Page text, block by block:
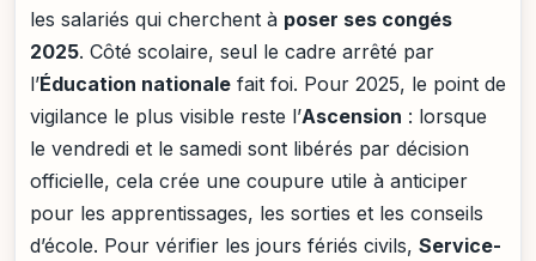
les salariés qui cherchent à poser ses congés
2025. Côté scolaire, seul le cadre arrêté par
l’Éducation nationale fait foi. Pour 2025, le point de
vigilance le plus visible reste l’Ascension : lorsque
le vendredi et le samedi sont libérés par décision
officielle, cela crée une coupure utile à anticiper
pour les apprentissages, les sorties et les conseils
d’école. Pour vérifier les jours fériés civils, Service-